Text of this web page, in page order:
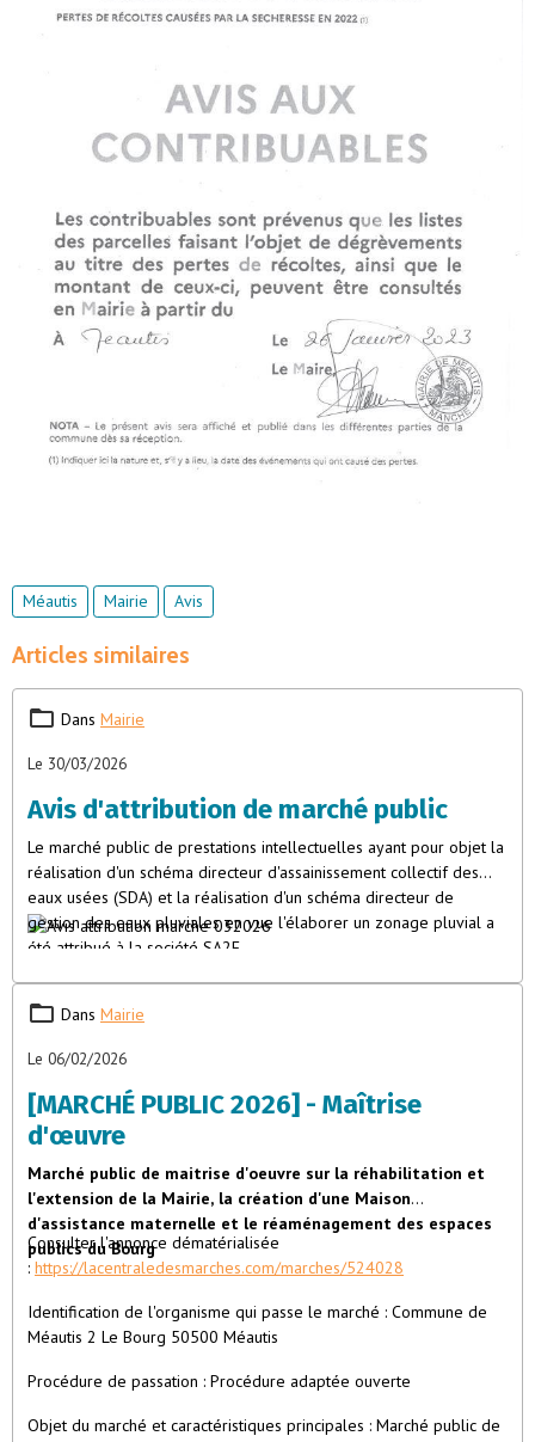
Méautis Mairie Avis
Articles similaires
Dans Mairie
Le 30/03/2026
Avis d'attribution de marché public
Le marché public de prestations intellectuelles ayant pour objet la
réalisation d'un schéma directeur d'assainissement collectif des
eaux usées (SDA) et la réalisation d'un schéma directeur de
gestion des eaux pluviales en vue l'élaborer un zonage pluvial a
été attribué à la société SA2E.
Dans Mairie
Le 06/02/2026
[MARCHÉ PUBLIC 2026] - Maîtrise
d'œuvre
Marché public de maitrise d'oeuvre sur la réhabilitation et
l'extension de la Mairie, la création d'une Maison
d'assistance maternelle et le réaménagement des espaces
publics du Bourg
Consulter l'annonce dématérialisée
: https://lacentraledesmarches.com/marches/524028
Identification de l'organisme qui passe le marché : Commune de
Méautis 2 Le Bourg 50500 Méautis
Procédure de passation : Procédure adaptée ouverte
Objet du marché et caractéristiques principales : Marché public de